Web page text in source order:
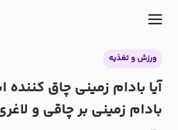
ورزش و تغذیه
آیا بادام زمینی چاق
بادام زمینی بر چاقی و